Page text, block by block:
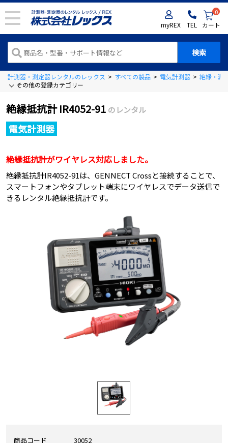
myREX TEL
0
カート
計測器・測定器レンタルのレックス > すべての製品 > 電気計測器 > 絶縁・漏
その他の登録カテゴリー
絶縁抵抗計 IR4052-91 のレンタル
電気計測器
絶縁抵抗計がワイヤレス対応しました。
絶縁抵抗計IR4052-91は、GENNECT Crossと接続することで、
スマートフォンやタブレット端末にワイヤレスでデータ送信で
きるレンタル絶縁抵抗計です。
商品コード
30052